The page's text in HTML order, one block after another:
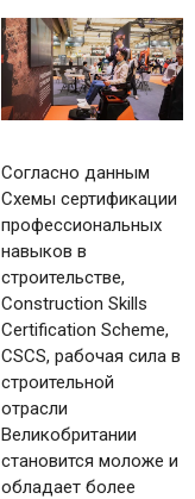
Согласно данным
Схемы сертификации
профессиональных
навыков в
строительстве,
Construction Skills
Certification Scheme,
CSCS, рабочая сила в
строительной
отрасли
Великобритании
становится моложе и
обладает более